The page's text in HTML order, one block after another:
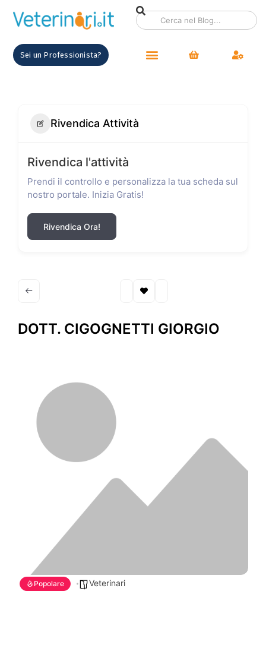
Sei un Professionista?
Rivendica Attività
Rivendica l'attività
Prendi il controllo e personalizza la tua scheda sul
nostro portale. Inizia Gratis!
Rivendica Ora!
DOTT. CIGOGNETTI GIORGIO
Popolare Veterinari